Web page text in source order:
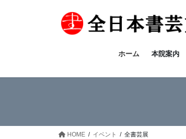
ス
ン
ホーム 本院案内
HOME イベント 全書芸展